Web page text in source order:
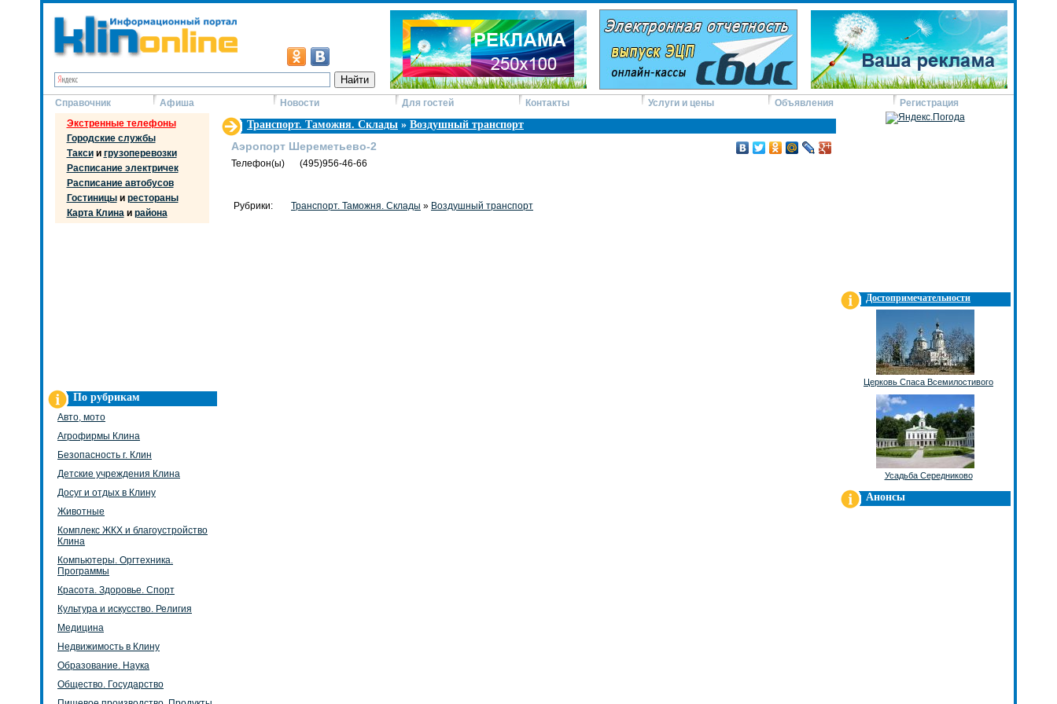
Справочник Афиша Новости Для гостей Контакты Услуги и цены Объявления
Регистрация
Экстренные телефоны
Городские службы
Таксии грузоперевозки
Расписание электричек
Расписание автобусов
Гостиницыи рестораны
Карта Клинаи района
По рубрикам
Авто, мото
Агрофирмы Клина
Безопасность г. Клин
Детские учреждения Клина
Досуг и отдых в Клину
Животные
Комплекс ЖКХ и благоустройство
Клина
Компьютеры. Оргтехника.
Программы
Красота. Здоровье. Спорт
Культура и искусство. Религия
Медицина
Недвижимость в Клину
Образование. Наука
Общество. Государство
Транспорт. Таможня. Склады » Воздушный транспорт
Аэропорт Шереметьево-2
Телефон(ы) (495)956-46-66
Рубрики: Транспорт. Таможня. Склады » Воздушный транспорт
Достопримечательности
Церковь Спаса Всемилостивого
Усадьба Середниково
Анонсы